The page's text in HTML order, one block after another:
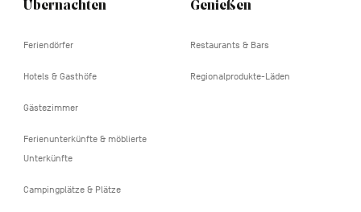
Übernachten
Feriendörfer
Hotels & Gasthöfe
Gästezimmer
Ferienunterkünfte & möblierte
Unterkünfte
Campingplätze & Plätze
Genießen
Restaurants & Bars
Regionalprodukte-Läden